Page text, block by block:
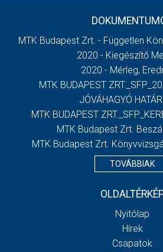
MTK Budapest Zrt. - Független
2020 - Kiegészítő
2020 - Mérleg,
MTK BUDAPEST
JÓVÁHAGYÓ
MTK BUDAPEST
MTK Budapest Zrt.
MTK Budapest Zrt.
TOVÁBBIAK
Nyitólap
Hírek
Csapatok